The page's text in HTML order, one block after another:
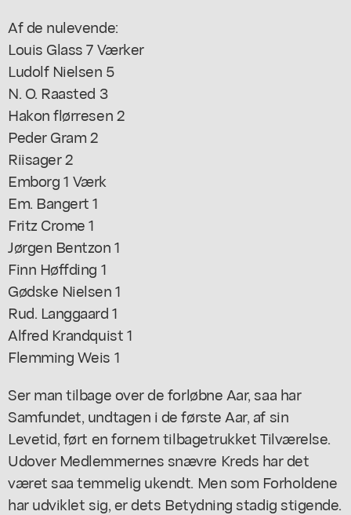
Af de nulevende:
Louis Glass 7 Værker
Ludolf Nielsen 5
N. O. Raasted 3
Hakon flørresen 2
Peder Gram 2
Riisager 2
Emborg 1 Værk
Em. Bangert 1
Fritz Crome 1
Jørgen Bentzon 1
Finn Høffding 1
Gødske Nielsen 1
Rud. Langgaard 1
Alfred Krandquist 1
Flemming Weis 1
Ser man tilbage over de forløbne Aar, saa har
Samfundet, undtagen i de første Aar, af sin
Levetid, ført en fornem tilbagetrukket Tilværelse.
Udover Medlemmernes snævre Kreds har det
været saa temmelig ukendt. Men som Forholdene
har udviklet sig, er dets Betydning stadig stigende.